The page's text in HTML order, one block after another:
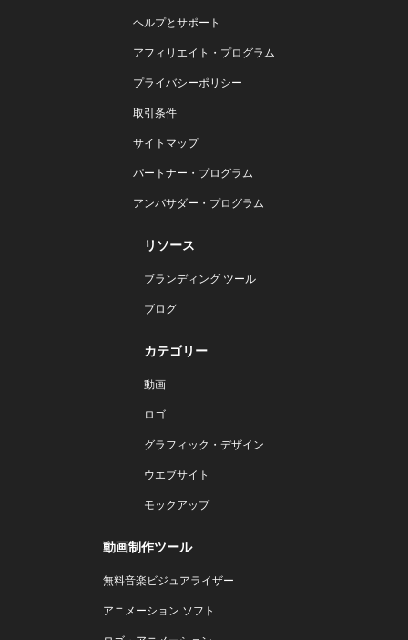
ヘルプとサポート
アフィリエイト・プログラム
プライバシーポリシー
取引条件
サイトマップ
パートナー・プログラム
アンバサダー・プログラム
リソース
ブランディング ツール
ブログ
カテゴリー
動画
ロゴ
グラフィック・デザイン
ウエブサイト
モックアップ
動画制作ツール
無料音楽ビジュアライザー
アニメーション ソフト